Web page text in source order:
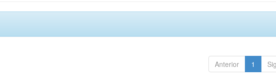
Anterior 1